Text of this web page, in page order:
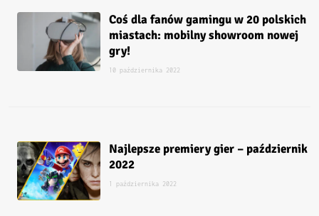
Coś dla fanów gamingu w 20 polskich
miastach: mobilny showroom nowej
gry!
10 października 2022
Najlepsze premiery gier – październik
2022
1 października 2022